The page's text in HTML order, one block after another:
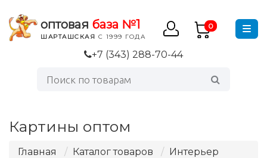
оптовая база №1
ШАРТАШСКАЯ С 1999 ГОДА
0
+7 (343) 288-70-44
Картины оптом
Главная Каталог товаров
Интерьер